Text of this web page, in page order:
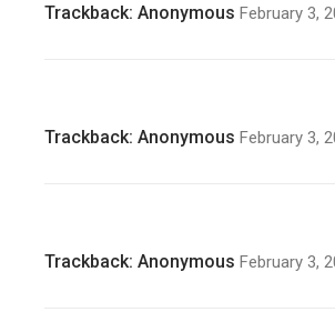
Trackback:Anonymous February 3,
Trackback:Anonymous February 3,
Trackback:Anonymous February 3,